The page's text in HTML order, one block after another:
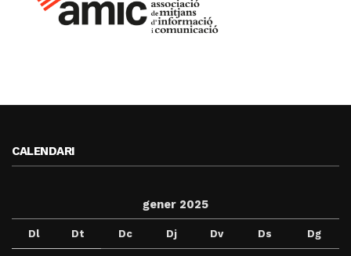
CALENDARI
gener 2025
Dl Dt Dc Dj Dv Ds Dg